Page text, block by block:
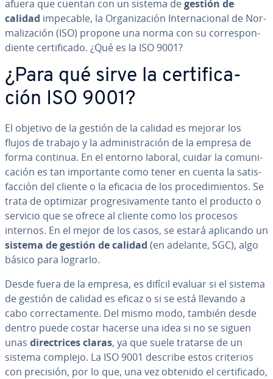
afuera que cuentan con un sistema degestión de
calidad impecable, la Or­ga­ni­za­ción In­te­r­na­cio­nal de No­r­
ma­li­za­ción (ISO) propone una norma con su co­rre­s­po­n­
die­n­te ce­r­ti­fi­ca­do. ¿Qué es la ISO 9001?
¿Para qué sirve la ce­r­ti­fi­ca­
ción ISO 9001?
El objetivo de la gestión de la calidad es mejorar los
flujos de trabajo y la ad­mi­ni­s­tra­ción de la empresa de
forma continua. En el entorno laboral, cuidar la co­mu­ni­
ca­ción es tan im­po­r­ta­n­te como tener en cuenta la sa­ti­s­
fa­c­ción del cliente o la eficacia de los pro­ce­di­mie­n­tos. Se
trata de optimizar pro­gre­si­va­me­n­te tanto el producto o
servicio que se ofrece al cliente como los procesos
internos. En el mejor de los casos, se estará aplicando un
sistema de gestión de calidad (en adelante, SGC), algo
básico para lograrlo.
Desde fuera de la empresa, es difícil evaluar si el sistema
de gestión de calidad es eficaz o si se está llevando a
cabo co­rre­c­ta­me­n­te. Del mismo modo, también desde
dentro puede costar hacerse una idea si no se siguen
unas di­re­c­tri­ces claras, ya que suele tratarse de un
sistema complejo. La ISO 9001 describe estos criterios
con precisión, por lo que, una vez obtenido el ce­r­ti­fi­ca­do,